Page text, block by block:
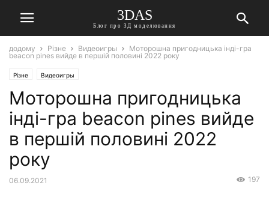
3DAS
Блог про 3Д моделювання
додому Різне Видеоигры
Моторошна пригодницька інді-гра
beacon pines вийде в першій половині 2022 року
Різне Видеоигры
Моторошна пригодницька
інді-гра beacon pines вийде
в першій половині 2022
року
06.09.2021 197